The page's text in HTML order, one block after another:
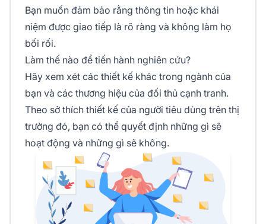
Bạn muốn đảm bảo rằng thông tin hoặc khái
niệm được giao tiếp là rõ ràng và không làm họ
bối rối.
Làm thế nào để tiến hành nghiên cứu?
Hãy xem xét các thiết kế khác trong ngành của
bạn và các thương hiệu của đối thủ cạnh tranh.
Theo sở thích thiết kế của người tiêu dùng trên thị
trường đó, bạn có thể quyết định những gì sẽ
hoạt động và những gì sẽ không.